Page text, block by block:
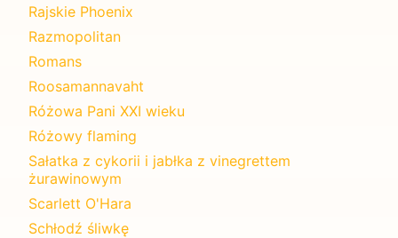
Rajskie Phoenix
Razmopolitan
Romans
Roosamannavaht
Różowa Pani XXI wieku
Różowy flaming
Sałatka z cykorii i jabłka z vinegrettem
żurawinowym
Scarlett O'Hara
Schłodź śliwkę